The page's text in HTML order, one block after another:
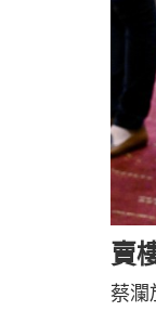
賣
蔡瀾